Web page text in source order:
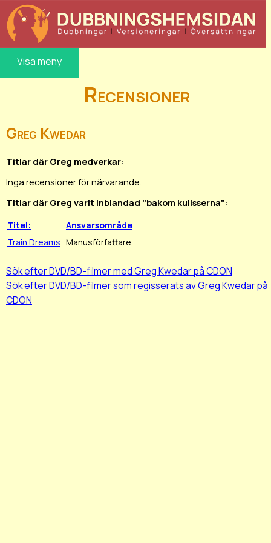
Visa meny
Recensioner
Greg Kwedar
Titlar där Greg medverkar:
Inga recensioner för närvarande.
Titlar där Greg varit inblandad "bakom kulisserna":
Titel:
Ansvarsområde
Train Dreams Manusförfattare
Sök efter DVD/BD-filmer med Greg Kwedar på CDON
Sök efter DVD/BD-filmer som regisserats av Greg Kwedar på
CDON